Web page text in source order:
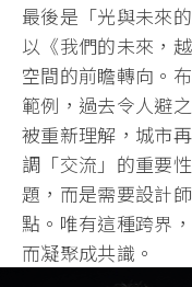
最後是「光與未來
以《我們的未來，
空間的前瞻轉向。
範例，過去令人避
被重新理解，城市
調「交流」的重要
題，而是需要設計
點。唯有這種跨界
而凝聚成共識。